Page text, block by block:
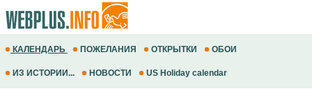
КАЛЕНДАРЬ ПОЖЕЛАНИЯ ОТКРЫТКИ ОБОИ
ИЗ ИСТОРИИ... НОВОСТИ US Holiday calendar